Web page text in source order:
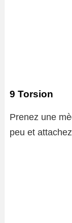
9 Torsion
Prenez une
peu et